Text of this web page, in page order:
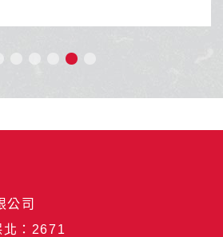
公司
北：2671